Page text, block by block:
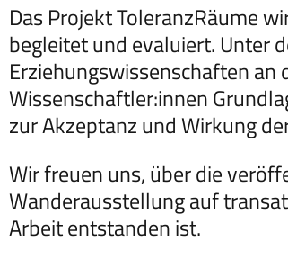
Das Projekt ToleranzRäume
begleitet und evaluiert. Unter
Erziehungswissenschaften
Wissenschaftler:innen
zur Akzeptanz und Wirkung
Wir freuen uns, über die
Wanderausstellung auf
Arbeit entstanden ist.